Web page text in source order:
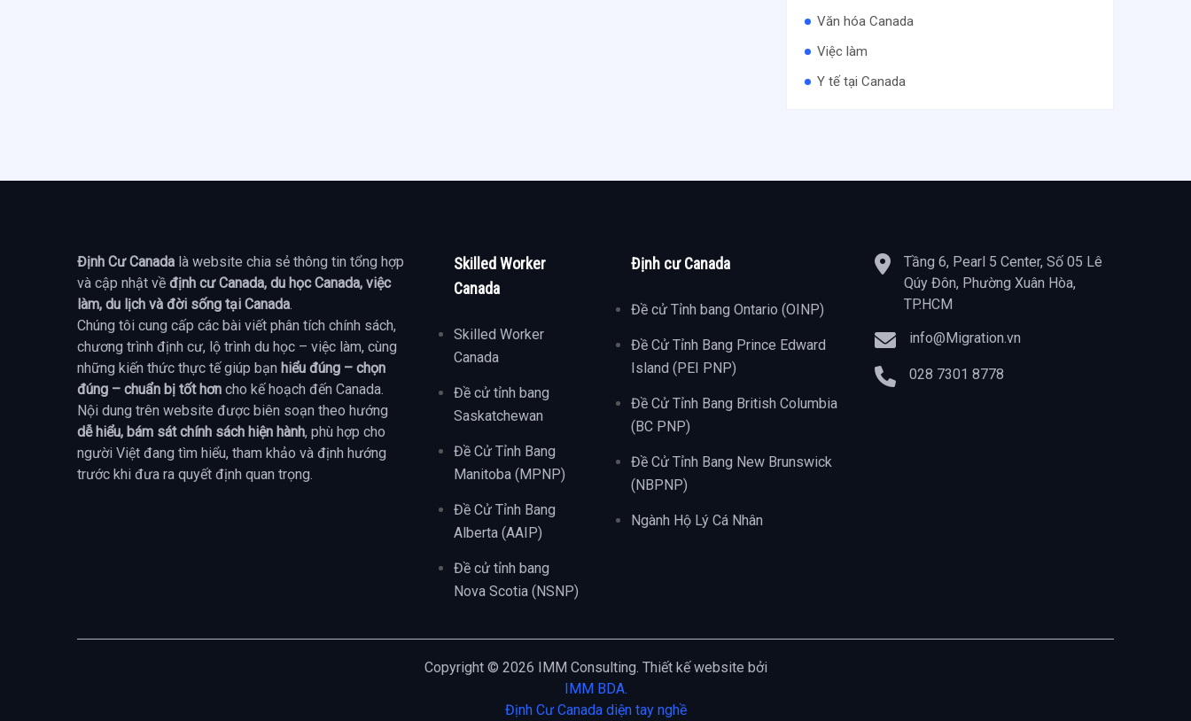
Văn hóa Canada
Việc làm
Y tế tại Canada
Định Cư Canada là website chia sẻ thông tin tổng hợp
và cập nhật về định cư Canada, du học Canada, việc
làm, du lịch và đời sống tại Canada.
Chúng tôi cung cấp các bài viết phân tích chính sách,
chương trình định cư, lộ trình du học – việc làm, cùng
những kiến thức thực tế giúp bạn hiểu đúng – chọn
đúng – chuẩn bị tốt hơn cho kế hoạch đến Canada.
Nội dung trên website được biên soạn theo hướng
dễ hiểu, bám sát chính sách hiện hành, phù hợp cho
người Việt đang tìm hiểu, tham khảo và định hướng
trước khi đưa ra quyết định quan trọng.
Skilled Worker
Canada
Skilled Worker
Canada
Đề cử tỉnh bang
Saskatchewan
Đề Cử Tỉnh Bang
Manitoba (MPNP)
Đề Cử Tỉnh Bang
Alberta (AAIP)
Đề cử tỉnh bang
Nova Scotia (NSNP)
Định cư Canada
Đề cử Tỉnh bang Ontario (OINP)
Đề Cử Tỉnh Bang Prince Edward
Island (PEI PNP)
Đề Cử Tỉnh Bang British Columbia
(BC PNP)
Đề Cử Tỉnh Bang New Brunswick
(NBPNP)
Ngành Hộ Lý Cá Nhân
Tầng 6, Pearl 5 Center, Số 05 Lê
Qúy Đôn, Phường Xuân Hòa,
TP.HCM
info@Migration.vn
028 7301 8778
Copyright © 2026 IMM Consulting. Thiết kế website bởi
IMM BDA.
Định Cư Canada diện tay nghề